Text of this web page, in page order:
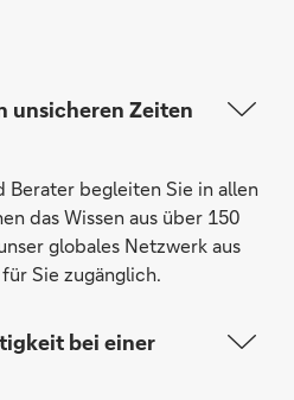
unsicheren Zeiten
Berater begleiten Sie in allen
das Wissen aus über 150
globales Netzwerk aus
Sie zugänglich.
bei einer